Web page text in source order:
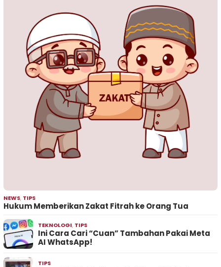
NEWS, TIPS
Hukum Memberikan Zakat Fitrah ke Orang Tua
TEKNOLOGI, TIPS
Ini Cara Cari “Cuan” Tambahan Pakai Meta
AI WhatsApp!
TIPS